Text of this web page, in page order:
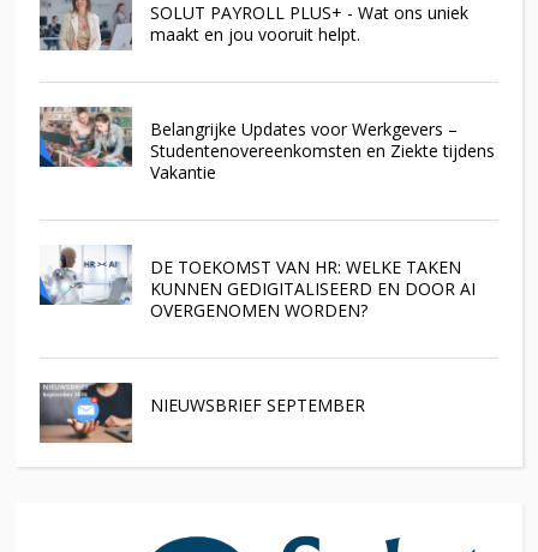
SOLUT PAYROLL PLUS+ - Wat ons uniek
maakt en jou vooruit helpt.
Belangrijke Updates voor Werkgevers –
Studentenovereenkomsten en Ziekte tijdens
Vakantie
DE TOEKOMST VAN HR: WELKE TAKEN
KUNNEN GEDIGITALISEERD EN DOOR AI
OVERGENOMEN WORDEN?
NIEUWSBRIEF SEPTEMBER